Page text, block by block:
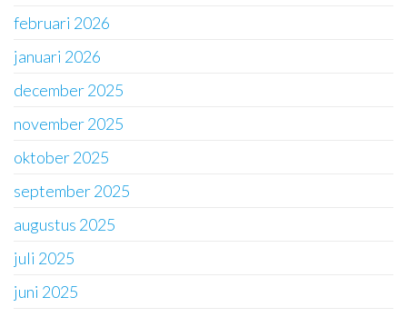
februari 2026
januari 2026
december 2025
november 2025
oktober 2025
september 2025
augustus 2025
juli 2025
juni 2025